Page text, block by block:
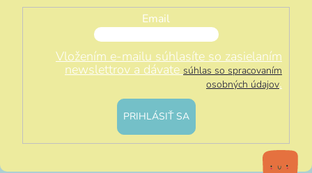
Email
Vložením e-mailu súhlasíte so zasielaním
newslettrov a dávate súhlas so spracovaním
osobných údajov.
PRIHLÁSIŤ SA